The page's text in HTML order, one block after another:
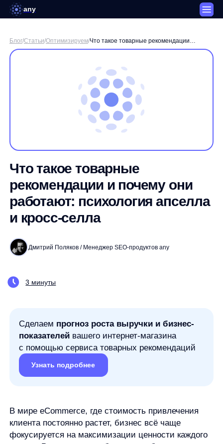
any
Что такое товарные
работают: психология апселла
и кросс-селла
и почему они работают: психология
показателей
В мире eCommerce, где стоимость привлечения
клиента постоянно растет, бизнес всё чаще
фокусируется на максимизации ценности каждого
визита. Вместо того чтобы тратить больше
посетителей. Именно здесь на сцену выходят
— инструмент, который
превращает обычный просмотр
в целенаправленный шоппинг.